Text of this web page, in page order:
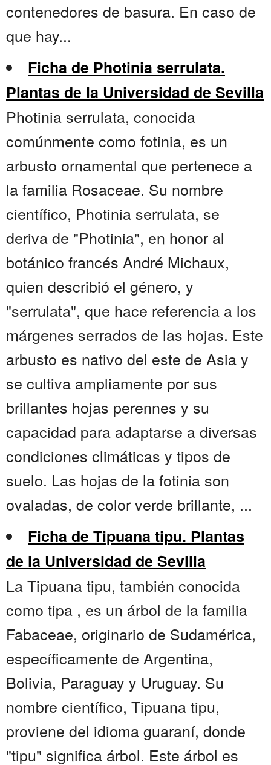
contenedores de basura. En caso de
que hay...
Ficha de Photinia serrulata.
Plantas de la Universidad de Sevilla
Photinia serrulata, conocida
comúnmente como fotinia, es un
arbusto ornamental que pertenece a
la familia Rosaceae. Su nombre
científico, Photinia serrulata, se
deriva de "Photinia", en honor al
botánico francés André Michaux,
quien describió el género, y
"serrulata", que hace referencia a los
márgenes serrados de las hojas. Este
arbusto es nativo del este de Asia y
se cultiva ampliamente por sus
brillantes hojas perennes y su
capacidad para adaptarse a diversas
condiciones climáticas y tipos de
suelo. Las hojas de la fotinia son
ovaladas, de color verde brillante, ...
Ficha de Tipuana tipu. Plantas
de la Universidad de Sevilla
La Tipuana tipu, también conocida
como tipa , es un árbol de la familia
Fabaceae, originario de Sudamérica,
específicamente de Argentina,
Bolivia, Paraguay y Uruguay. Su
nombre científico, Tipuana tipu,
proviene del idioma guaraní, donde
"tipu" significa árbol. Este árbol es